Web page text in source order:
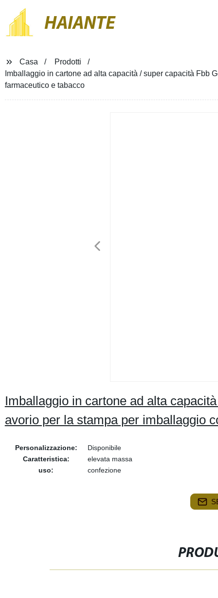
HAIANTE
Casa
Prodotti
Imballaggio in cartone ad alta capacità / super capacità Fbb
farmaceutico e tabacco
Imballaggio in cartone ad alta
avorio per la stampa per imballaggio
Personalizzazione:
Disponibile
Caratteristica:
elevata massa
uso:
confezione